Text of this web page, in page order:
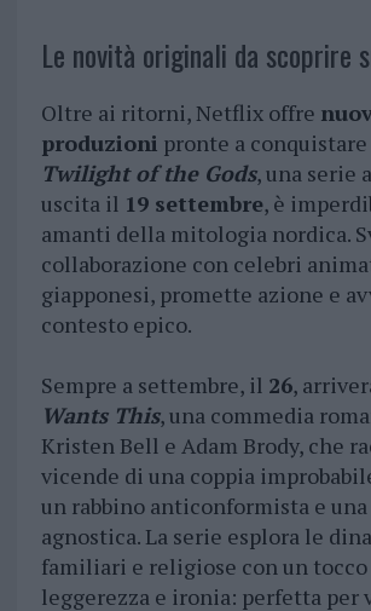
Le novità originali da scoprire
Oltre ai ritorni, Netflix offre
produzioni pronte a
Twilight of the Gods, una serie
uscita il 19 settembre, è
amanti della mitologia nordica.
collaborazione con celebri
giapponesi, promette azione e
contesto epico.
Sempre a settembre, il 26,
Wants This, una commedia
Kristen Bell e Adam Brody, che
vicende di una coppia
un rabbino anticonformista e
agnostica. La serie esplora le
familiari e religiose con un
leggerezza e ironia: perfetta per